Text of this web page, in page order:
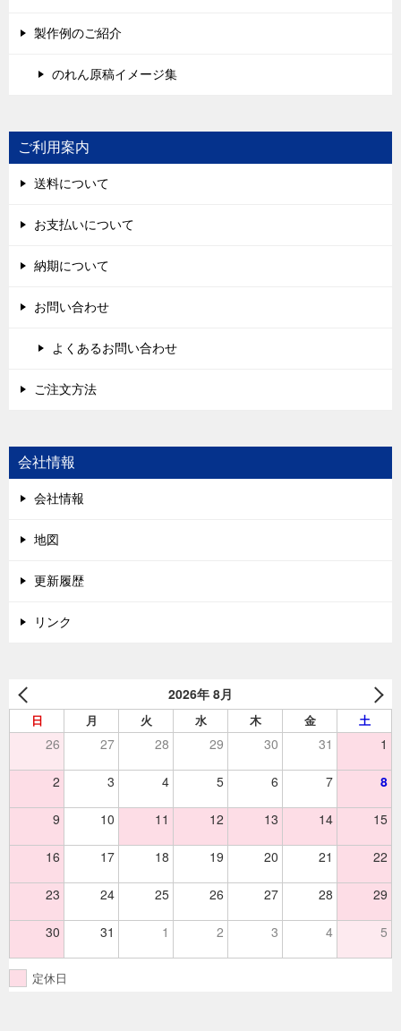
製作例のご紹介
のれん原稿イメージ集
ご利用案内
送料について
お支払いについて
納期について
お問い合わせ
よくあるお問い合わせ
ご注文方法
会社情報
会社情報
地図
更新履歴
リンク
2026年 8月
日 月 火 水 木 金 土
26 27 28 29 30 31 1
2 3 4 5 6 7 8
9 10 11 12 13 14 15
16 17 18 19 20 21 22
23 24 25 26 27 28 29
30 31 1 2 3 4 5
定休日